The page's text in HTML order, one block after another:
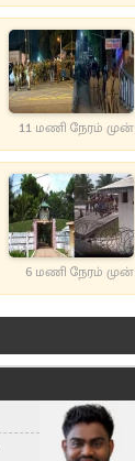
11 மணி நேரம் முன்
6 மணி நேரம் முன்